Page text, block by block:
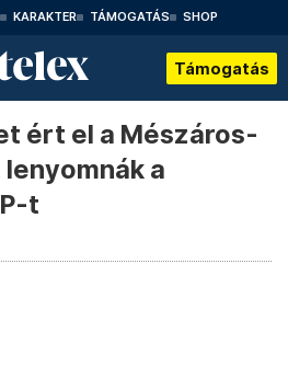
KARAKTER TÁMOGATÁS SHOP
Támogatás
ért el a Mészáros-
lenyomnák a
t